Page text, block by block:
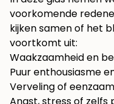
voorkomende
kijken samen of het
voortkomt uit:
Waakzaamheid en
Puur enthousiasme
Verveling of